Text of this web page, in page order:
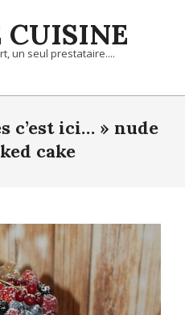
CUISINE
un seul prestataire....
c’est ici… » nude
cake